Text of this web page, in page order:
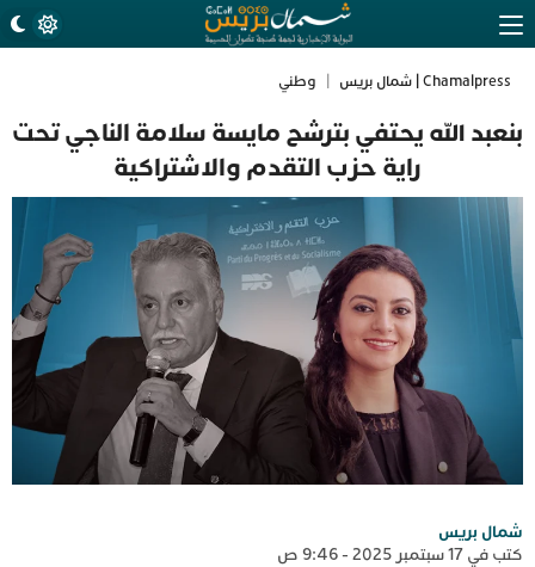
Chamalpress | شمال بريس وطني
بنعبد الله يحتفي بترشح مايسة سلامة الناجي تحت
راية حزب التقدم والاشتراكية
شمال بريس
كتب في 17 سبتمبر 2025 - 9:46 ص